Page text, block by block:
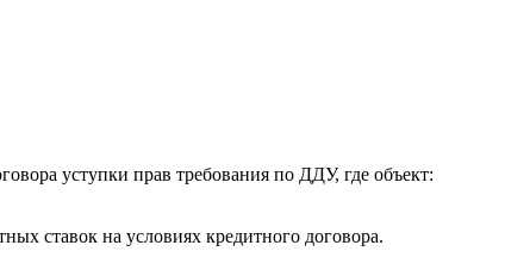
уступки прав требования по ДДУ, где объект:
ставок на условиях кредитного договора.